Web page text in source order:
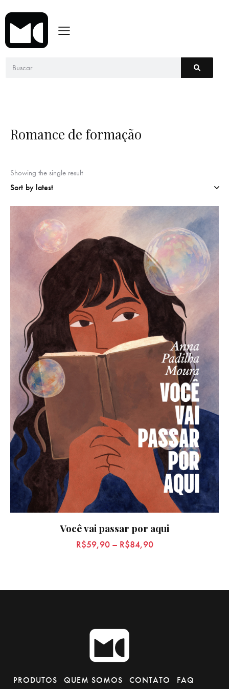
Romance de formação
Showing the single result
Você vai passar por aqui
R$59,90– R$84,90
PRODUTOS QUEM SOMOS CONTATO FAQ